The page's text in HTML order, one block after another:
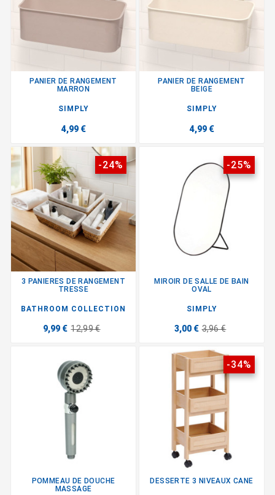
PANIER DE RANGEMENT
MARRON
SIMPLY
4,99 €
PANIER DE RANGEMENT
BEIGE
SIMPLY
4,99 €
-24%
3 PANIERES DE RANGEMENT
TRESSE
BATHROOM COLLECTION
9,99 € 12,99 €
-25%
MIROIR DE SALLE DE BAIN
OVAL
SIMPLY
3,00 € 3,96 €
POMMEAU DE DOUCHE
MASSAGE
-34%
DESSERTE 3 NIVEAUX CANE